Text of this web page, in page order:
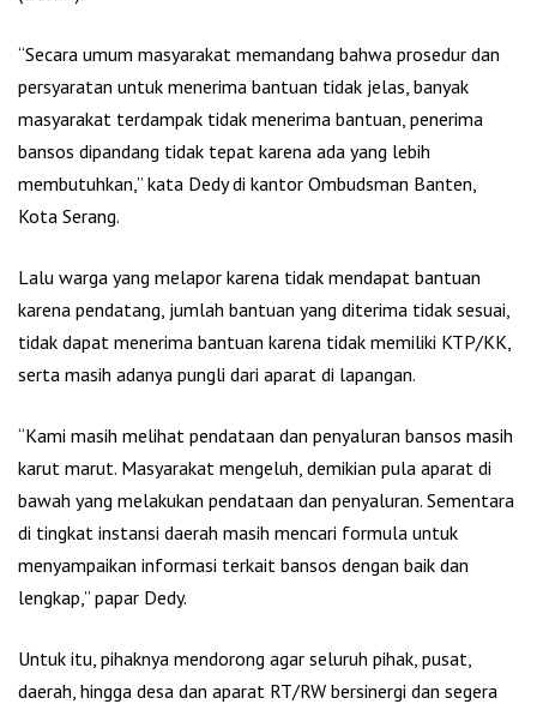
“Secara umum masyarakat memandang bahwa prosedur dan
persyaratan untuk menerima bantuan tidak jelas, banyak
masyarakat terdampak tidak menerima bantuan, penerima
bansos dipandang tidak tepat karena ada yang lebih
membutuhkan,” kata Dedy di kantor Ombudsman Banten,
Kota Serang.
Lalu warga yang melapor karena tidak mendapat bantuan
karena pendatang, jumlah bantuan yang diterima tidak sesuai,
tidak dapat menerima bantuan karena tidak memiliki KTP/KK,
serta masih adanya pungli dari aparat di lapangan.
“Kami masih melihat pendataan dan penyaluran bansos masih
karut marut. Masyarakat mengeluh, demikian pula aparat di
bawah yang melakukan pendataan dan penyaluran. Sementara
di tingkat instansi daerah masih mencari formula untuk
menyampaikan informasi terkait bansos dengan baik dan
lengkap,” papar Dedy.
Untuk itu, pihaknya mendorong agar seluruh pihak, pusat,
daerah, hingga desa dan aparat RT/RW bersinergi dan segera